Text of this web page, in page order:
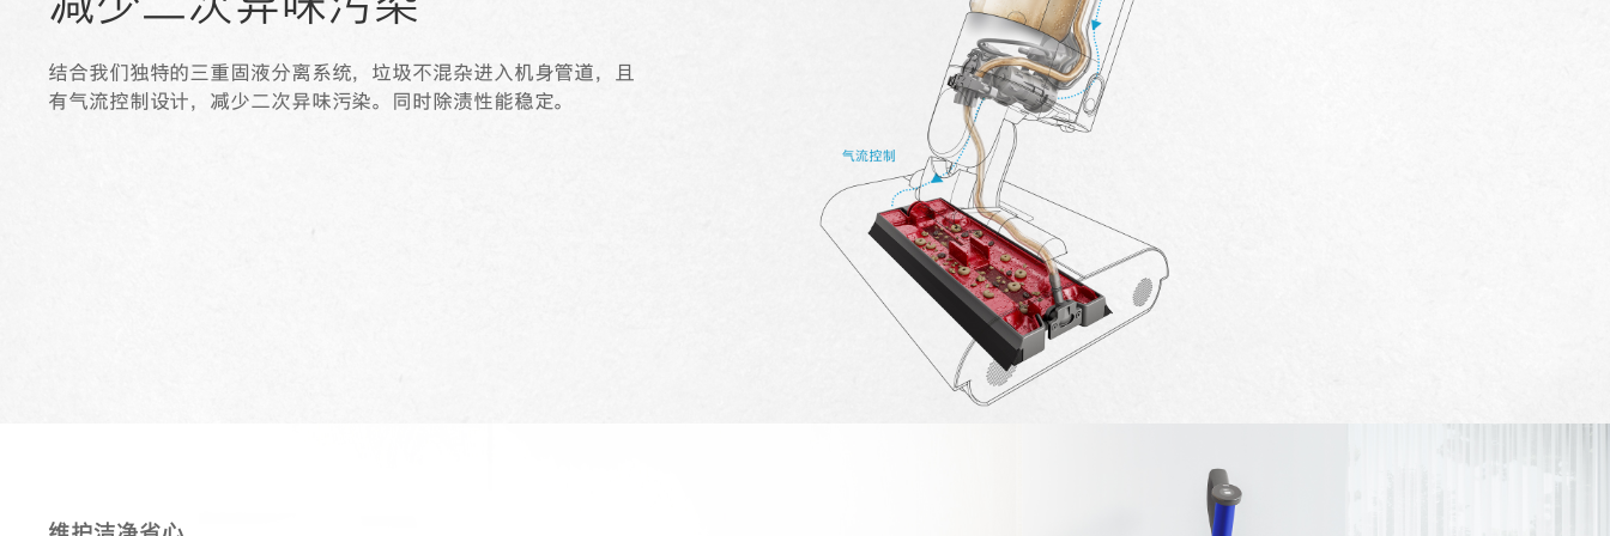
结合我们独特的三重固液分离系统，垃圾不混杂进入机身管道，且
有气流控制设计，减少二次异味污染。同时除渍性能稳定。